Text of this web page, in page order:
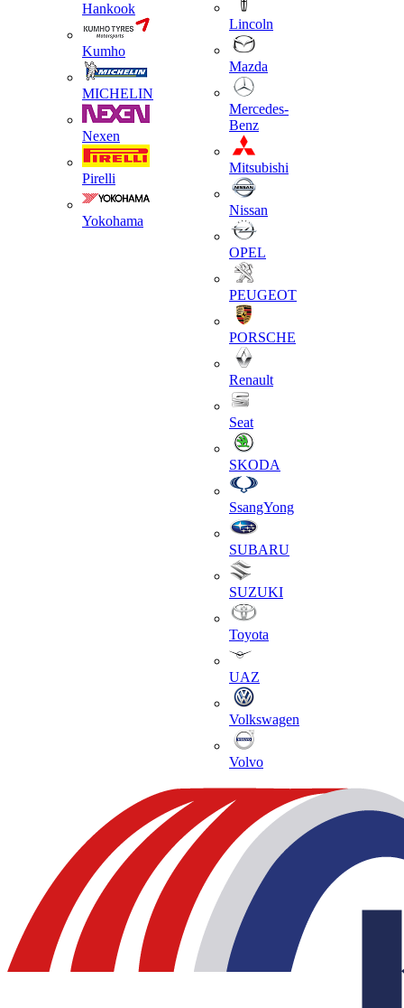
Hankook
Kumho
MICHELIN
Nexen
Pirelli
Yokohama
Lincoln
Mazda
Mercedes-
Benz
Mitsubishi
Nissan
OPEL
PEUGEOT
PORSCHE
Renault
Seat
SKODA
SsangYong
SUBARU
SUZUKI
Toyota
UAZ
Volkswagen
Volvo